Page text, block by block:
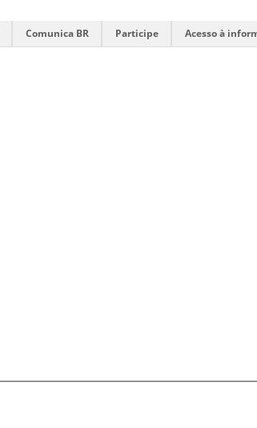
Comunica BR Participe Acesso à